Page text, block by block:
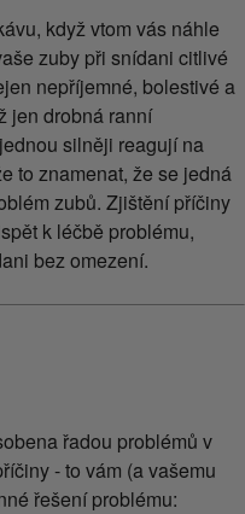
když vtom vás náhle
zuby při snídani citlivé
nepříjemné, bolestivé a
jen drobná ranní
silněji reagují na
to znamenat, že se jedná
zubů. Zjištění příčiny
k léčbě problému,
bez omezení.
řadou problémů v
- to vám (a vašemu
řešení problému: